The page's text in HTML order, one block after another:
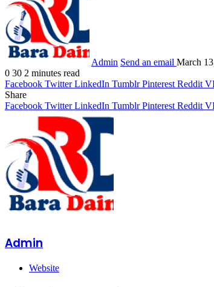
Admin Send an email March
0 30 2 minutes read
Facebook Twitter LinkedIn Tumblr Pinterest Reddit
Share
Facebook Twitter LinkedIn Tumblr Pinterest Reddit
Admin
Website